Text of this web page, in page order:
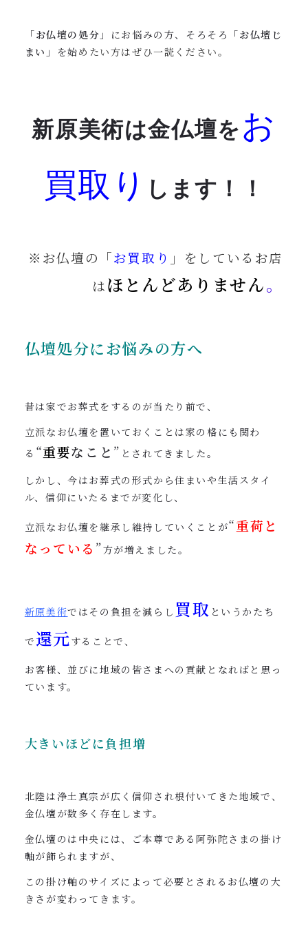
「お仏壇の処分 」にお悩みの方、そろそろ「お仏壇じ
まい 」を始めたい方はぜひ一読ください。
新原美術は金仏壇をお
買取り します！！
※お仏壇の「お買取り 」をしているお店
はほとんどありません。
仏壇処分にお悩みの方へ
昔は家でお葬式をするのが当たり前で、
立派なお仏壇を置いておくことは家の格にも関わ
る “重要なこと ” とされてきました。
しかし、今はお葬式の形式から住まいや生活スタイ
ル、信仰にいたるまでが変化し、
立派なお仏壇を継承し維持していくことが“重荷と
なっている ”方が増えました。
新原美術ではその負担を減らし 買取 というかたち
で 還元することで、
お客様、並びに地域の皆さまへの貢献となればと思っ
ています。
大きいほどに負担増
北陸は浄土真宗が広く信仰され根付いてきた地域で、
金仏壇が数多く存在します。
金仏壇のは中央には、ご本尊である阿弥陀さまの掛け
軸が飾られますが、
この掛け軸のサイズによって必要とされるお仏壇の大
きさが変わってきます。